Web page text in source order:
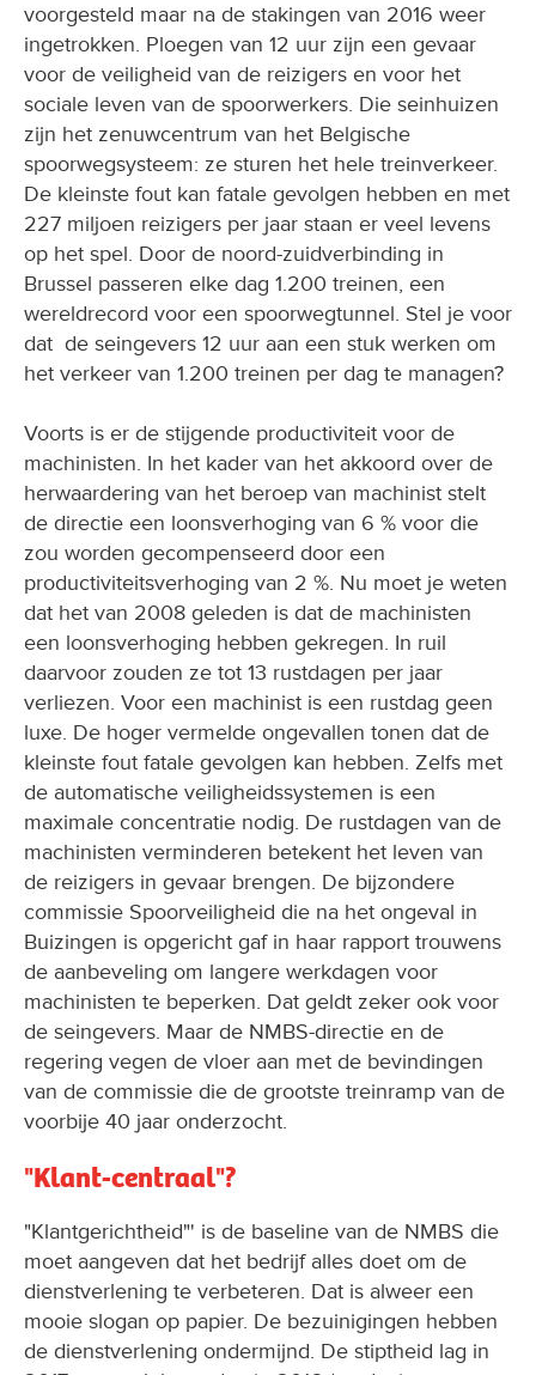
voorgesteld maar na de stakingen van 2016 weer
ingetrokken. Ploegen van 12 uur zijn een gevaar
voor de veiligheid van de reizigers en voor het
sociale leven van de spoorwerkers. Die seinhuizen
zijn het zenuwcentrum van het Belgische
spoorwegsysteem: ze sturen het hele treinverkeer.
De kleinste fout kan fatale gevolgen hebben en met
227 miljoen reizigers per jaar staan er veel levens
op het spel. Door de noord-zuidverbinding in
Brussel passeren elke dag 1.200 treinen, een
wereldrecord voor een spoorwegtunnel. Stel je voor
dat de seingevers 12 uur aan een stuk werken om
het verkeer van 1.200 treinen per dag te managen?
Voorts is er de stijgende productiviteit voor de
machinisten. In het kader van het akkoord over de
herwaardering van het beroep van machinist stelt
de directie een loonsverhoging van 6 % voor die
zou worden gecompenseerd door een
productiviteitsverhoging van 2 %. Nu moet je weten
dat het van 2008 geleden is dat de machinisten
een loonsverhoging hebben gekregen. In ruil
daarvoor zouden ze tot 13 rustdagen per jaar
verliezen. Voor een machinist is een rustdag geen
luxe. De hoger vermelde ongevallen tonen dat de
kleinste fout fatale gevolgen kan hebben. Zelfs met
de automatische veiligheidssystemen is een
maximale concentratie nodig. De rustdagen van de
machinisten verminderen betekent het leven van
de reizigers in gevaar brengen. De bijzondere
commissie Spoorveiligheid die na het ongeval in
Buizingen is opgericht gaf in haar rapport trouwens
de aanbeveling om langere werkdagen voor
machinisten te beperken. Dat geldt zeker ook voor
de seingevers. Maar de NMBS-directie en de
regering vegen de vloer aan met de bevindingen
van de commissie die de grootste treinramp van de
voorbije 40 jaar onderzocht.
"Klant-centraal"?
"Klantgerichtheid"' is de baseline van de NMBS die
moet aangeven dat het bedrijf alles doet om de
dienstverlening te verbeteren. Dat is alweer een
mooie slogan op papier. De bezuinigingen hebben
de dienstverlening ondermijnd. De stiptheid lag in